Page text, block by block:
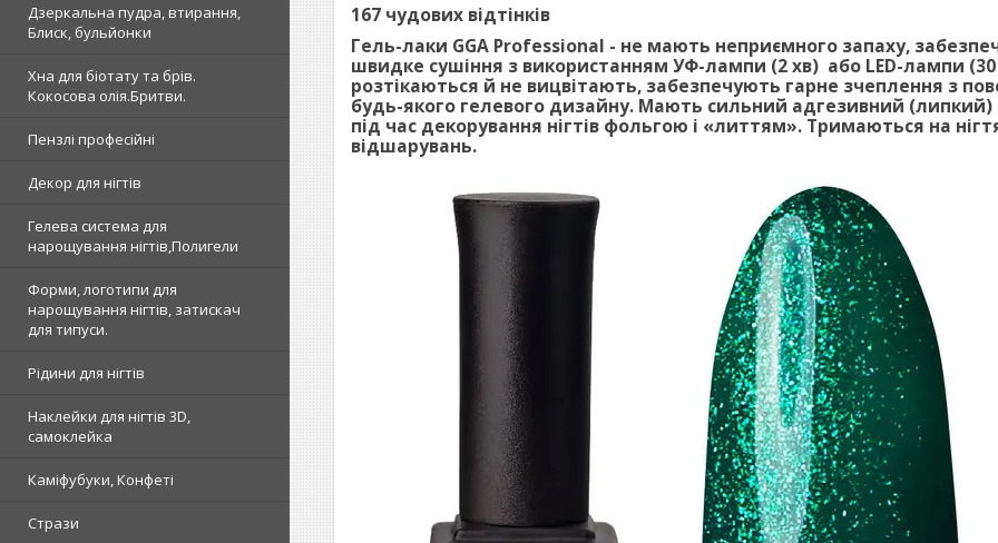
Дзеркальна пудра, втирання,
Блиск, бульйонки
Хна для біотату та брів.
Кокосова олія.Бритви.
Пензлі професійні
Декор для нігтів
Гелева система для
нарощування нігтів,Полигели
Форми, логотипи для
нарощування нігтів, затискач
для типуси.
Рідини для нігтів
Наклейки для нігтів 3D,
самоклейка
Каміфубуки, Конфеті
Стрази
167 чудових відтінків
Гель-лаки GGA Professional - не мають неприємного запаху,
швидке сушіння з використанням УФ-лампи (2 хв) або LED-лампи
розтікаються й не вицвітають, забезпечують гарне зчеплення з
будь-якого гелевого дизайну. Мають сильний адгезивний
під час декорування нігтів фольгою і «литтям». Тримаються на
відшарувань.